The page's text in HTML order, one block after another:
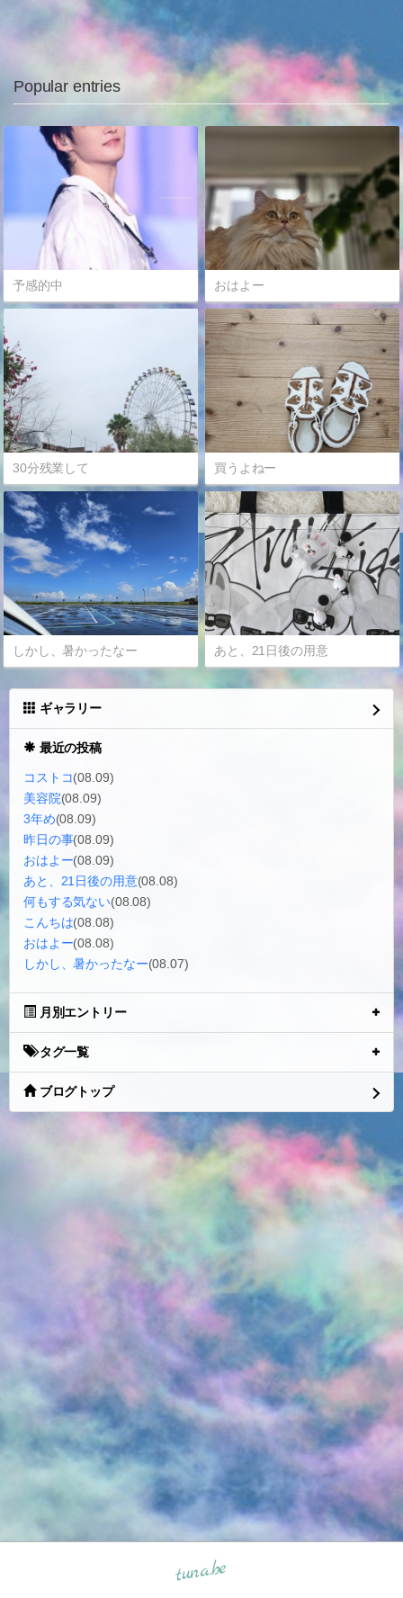
Popular entries
予感的中 おはよー
30分残業して 買うよねー
しかし、暑かったなー あと、21日後の用意
ギャラリー
最近の投稿
コストコ(08.09)
美容院(08.09)
3年め(08.09)
昨日の事(08.09)
おはよー(08.09)
あと、21日後の用意(08.08)
何もする気ない(08.08)
こんちは(08.08)
おはよー(08.08)
しかし、暑かったなー(08.07)
月別エントリー
タグ一覧
ブログトップ
tuna.be